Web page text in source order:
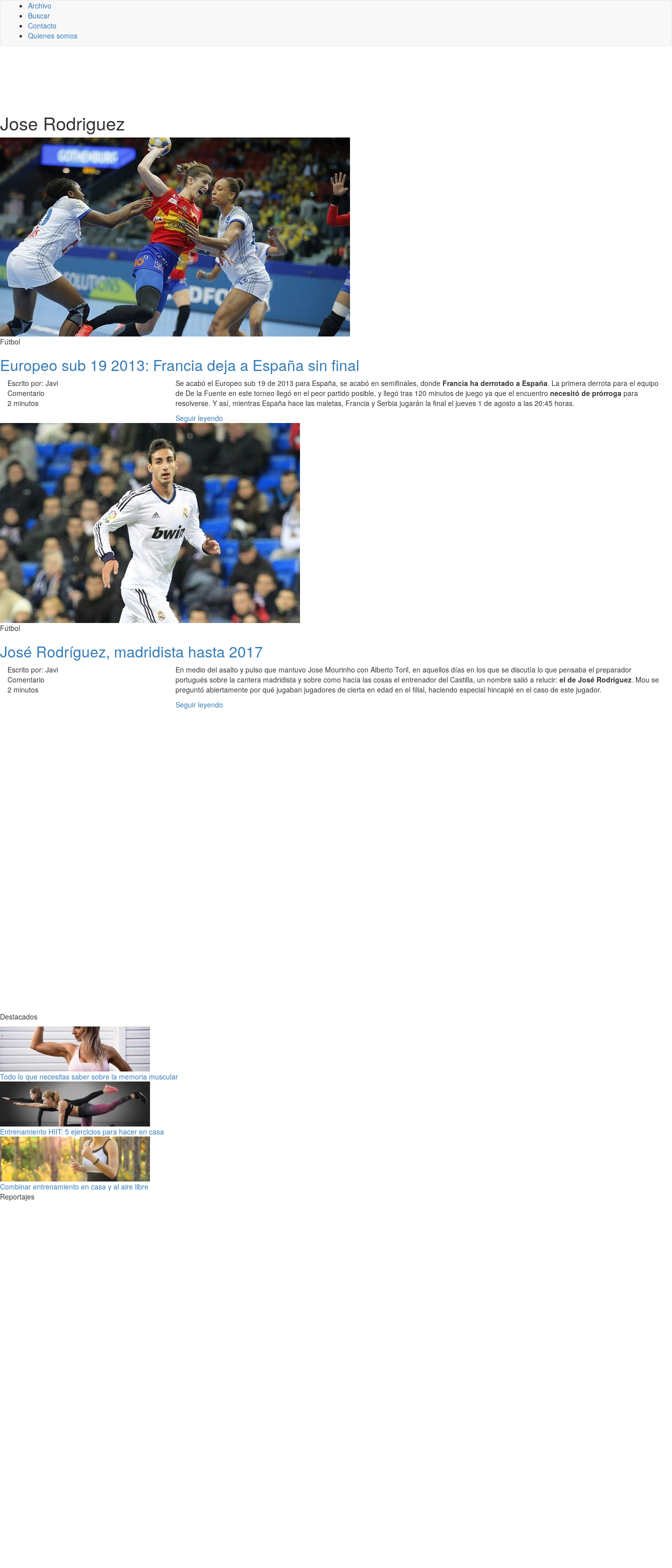
Archivo
Buscar
Contacto
Quienes somos
Jose Rodriguez
Fútbol
Europeo sub 19 2013: Francia deja a España sin final
Escrito por: Javi
Comentario
2 minutos
Se acabó el Europeo sub 19 de 2013 para España, se acabó en semifinales, donde Francia ha derrotado a España. La primera derrota para el equipo
de De la Fuente en este torneo llegó en el peor partido posible, y llegó tras 120 minutos de juego ya que el encuentro necesitó de prórroga para
resolverse. Y así, mientras España hace las maletas, Francia y Serbia jugarán la final el jueves 1 de agosto a las 20:45 horas.
Seguir leyendo
Fútbol
José Rodríguez, madridista hasta 2017
Escrito por: Javi
Comentario
2 minutos
En medio del asalto y pulso que mantuvo Jose Mourinho con Alberto Toril, en aquellos días en los que se discutía lo que pensaba el preparador
portugués sobre la cantera madridista y sobre como hacía las cosas el entrenador del Castilla, un nombre salió a relucir: el de José Rodríguez. Mou se
preguntó abiertamente por qué jugaban jugadores de cierta en edad en el filial, haciendo especial hincapié en el caso de este jugador.
Seguir leyendo
Destacados
Todo lo que necesitas saber sobre la memoria muscular
Entrenamiento HIIT: 5 ejercicios para hacer en casa
Combinar entrenamiento en casa y al aire libre
Reportajes